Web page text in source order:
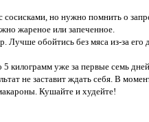
сосисками, но нужно помнить о
жареное или запеченное.
Лучше обойтись без мяса из-за его
килограмм уже за первые семь
не заставит ждать себя. В
Кушайте и худейте!